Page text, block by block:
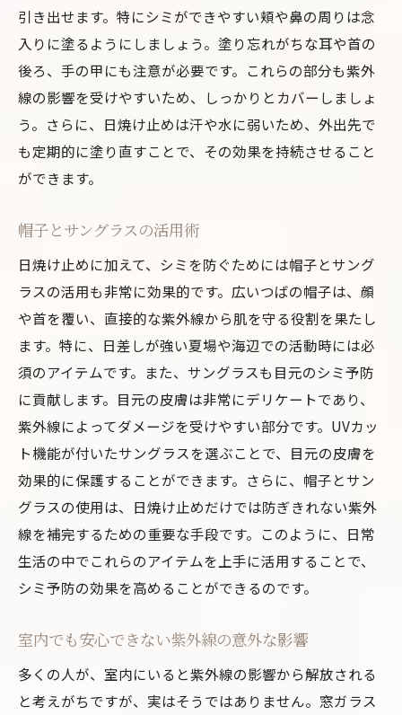
保湿効果を高めるための使用タイミング
乾燥を防ぐための生活習慣
保湿と紫外線対策の相乗効果
保湿不足によるシミリスクの増加
シミ予防に効果的な成分とは
製品選びのポイントと注意点
ナチュラル成分と化学成分の違い
スキンケア製品の周期的な見直し
最新のシミ対策技術に注目
日常生活で無理なく続けるシミ予防の新常識
日々のルーティンにシミ予防を組み込む方
法
忙しい人でも続けられるシミ対策
家事や仕事に取り入れるシミ予防法
季節ごとのシミ予防アプローチ
家族全員でできるシミ予防生活
食事と睡眠で守るシミゼロの健康肌
睡眠の質が肌に与える影響
日常食に取り入れたい美肌レシピ
引き出せます。特にシミができやすい頬や鼻の周りは念
入りに塗るようにしましょう。塗り忘れがちな耳や首の
後ろ、手の甲にも注意が必要です。これらの部分も紫外
線の影響を受けやすいため、しっかりとカバーしましょ
う。さらに、日焼け止めは汗や水に弱いため、外出先で
も定期的に塗り直すことで、その効果を持続させること
ができます。
帽子とサングラスの活用術
日焼け止めに加えて、シミを防ぐためには帽子とサング
ラスの活用も非常に効果的です。広いつばの帽子は、顔
や首を覆い、直接的な紫外線から肌を守る役割を果たし
ます。特に、日差しが強い夏場や海辺での活動時には必
須のアイテムです。また、サングラスも目元のシミ予防
に貢献します。目元の皮膚は非常にデリケートであり、
紫外線によってダメージを受けやすい部分です。UVカッ
ト機能が付いたサングラスを選ぶことで、目元の皮膚を
効果的に保護することができます。さらに、帽子とサン
グラスの使用は、日焼け止めだけでは防ぎきれない紫外
線を補完するための重要な手段です。このように、日常
生活の中でこれらのアイテムを上手に活用することで、
シミ予防の効果を高めることができるのです。
室内でも安心できない紫外線の意外な影響
多くの人が、室内にいると紫外線の影響から解放される
と考えがちですが、実はそうではありません。窓ガラス